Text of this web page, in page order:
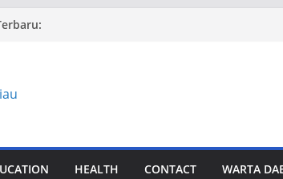
HEALTH CONTACT WARTA